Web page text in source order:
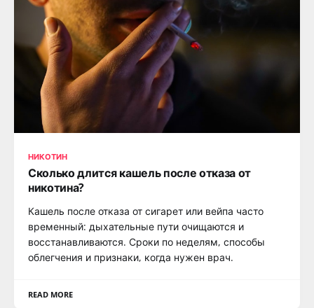
НИКОТИН
Сколько длится кашель после отказа от
никотина?
Кашель после отказа от сигарет или вейпа часто
временный: дыхательные пути очищаются и
восстанавливаются. Сроки по неделям, способы
облегчения и признаки, когда нужен врач.
READ MORE